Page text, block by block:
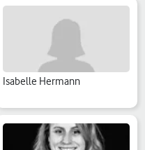
Isabelle Hermann